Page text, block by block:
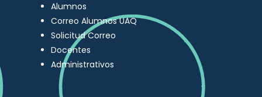
Alumnos
Correo Alumnos UAQ
Solicitud Correo
Docentes
Administrativos